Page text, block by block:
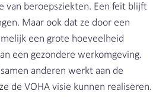
van beroepsziekten. Een feit blijft
Maar ook dat ze door een
een grote hoeveelheid
een gezondere werkomgeving.
anderen werkt aan de
de VOHA visie kunnen realiseren.